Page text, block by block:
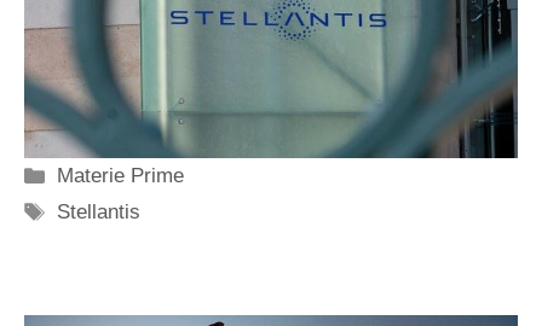
Categorie
Materie Prime
Tag
Stellantis